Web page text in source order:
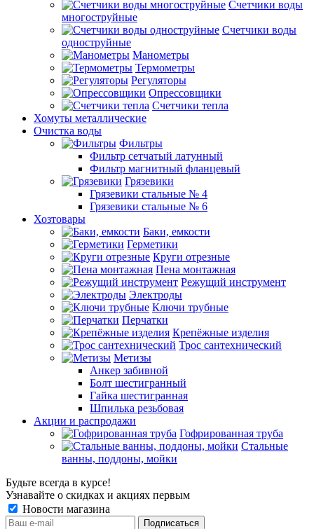
Счетчики воды
многоструйные
Счетчики воды
одноструйные
Манометры
Термометры
Регуляторы
Опрессовщики
Счетчики тепла
Хомуты металлические
Очистка воды
Фильтры
Фильтр сетчатый латунный
Фильтр магнитный фланцевый
Грязевики
Грязевики стальные № 4
Грязевики стальные № 6
Хозтовары
Баки, емкости
Герметики
Круги отрезные
Пена монтажная
Режущий инструмент
Электроды
Ключи трубные
Перчатки
Крепёжные изделия
Трос сантехнический
Метизы
Анкер забивной
Болт шестигранный
Гайка шестигранная
Шпилька резьбовая
Акции и распродажи
Гофрированная труба
Стальные
ванны, поддоны, мойки
Будьте всегда в курсе!
Узнавайте о скидках и акциях первым
Новости магазина